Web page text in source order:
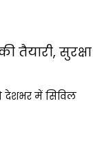
तैयारी, सुरक्षा
देशभर में सिविल